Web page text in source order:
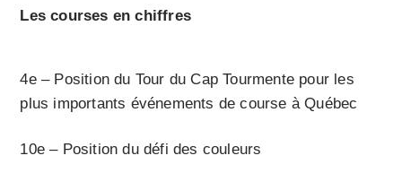
Les courses en chiffres
4e – Position du Tour du Cap Tourmente pour les
plus importants événements de course à Québec
10e – Position du défi des couleurs